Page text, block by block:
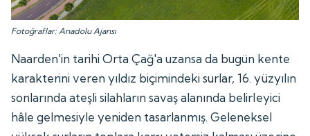
Fotoğraflar: Anadolu Ajansı
Naarden'in tarihi Orta Çağ'a uzansa da bugün kente
karakterini veren yıldız biçimindeki surlar, 16. yüzyılın
sonlarında ateşli silahların savaş alanında belirleyici
hâle gelmesiyle yeniden tasarlanmış. Geleneksel